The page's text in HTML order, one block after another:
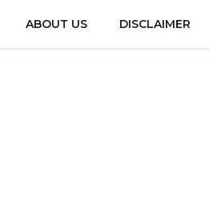
ABOUT US DISCLAIMER